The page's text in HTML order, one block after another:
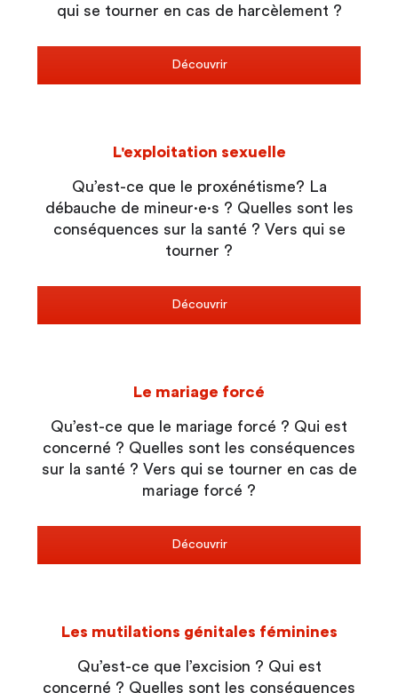
qui se tourner en cas de harcèlement ?
Découvrir
L'exploitation sexuelle
Qu’est-ce que le proxénétisme? La
débauche de mineur·e·s ? Quelles sont les
conséquences sur la santé ? Vers qui se
tourner ?
Découvrir
Le mariage forcé
Qu’est-ce que le mariage forcé ? Qui est
concerné ? Quelles sont les conséquences
sur la santé ? Vers qui se tourner en cas de
mariage forcé ?
Découvrir
Les mutilations génitales féminines
Qu’est-ce que l’excision ? Qui est
concerné ? Quelles sont les conséquences